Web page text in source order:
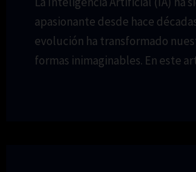
apasionante desde hace
evolución ha transformado
formas inimaginables. En este